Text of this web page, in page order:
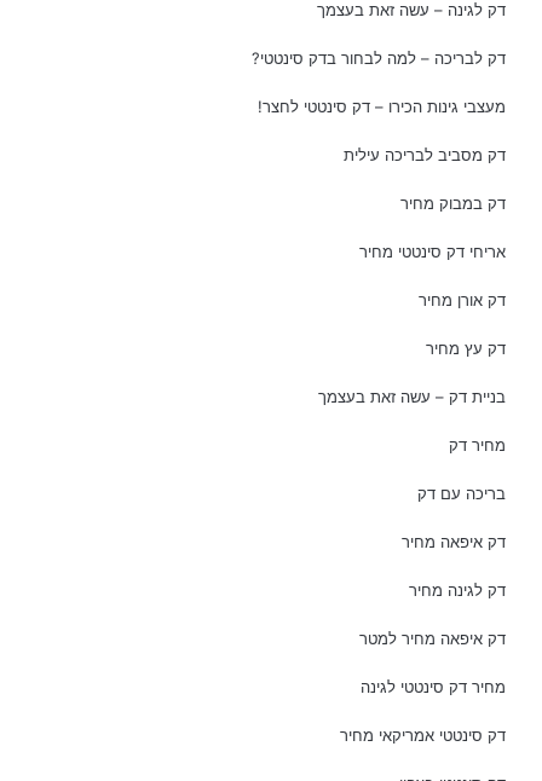
דק לגינה – עשה זאת בעצמך
דק לבריכה – למה לבחור בדק סינטטי?
מעצבי גינות הכירו – דק סינטטי לחצר!
דק מסביב לבריכה עילית
דק במבוק מחיר
אריחי דק סינטטי מחיר
דק אורן מחיר
דק עץ מחיר
בניית דק – עשה זאת בעצמך
מחיר דק
בריכה עם דק
דק איפאה מחיר
דק לגינה מחיר
דק איפאה מחיר למטר
מחיר דק סינטטי לגינה
דק סינטטי אמריקאי מחיר